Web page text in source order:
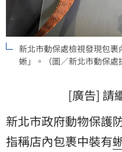
新北市動保處檢視發現包
蜥」。（圖／新北市動保處
[廣告] 請
新北市政府動物保護
指稱店內包裹中裝有